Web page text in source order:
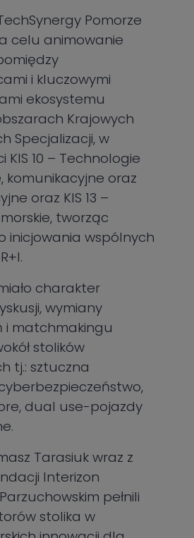
Pomorze
celu animowanie
i kluczowymi
ekosystemu
Krajowych
Specjalizacji, w
KIS 10 – Technologie
komunikacyjne oraz
oraz KIS 13 –
tworząc
inicjowania wspólnych
charakter
wymiany
i matchmakingu
stolików
tj.: sztuczna
dual use-pojazdy
Tarasiuk wraz z
Interizon
pełnili
stolika w